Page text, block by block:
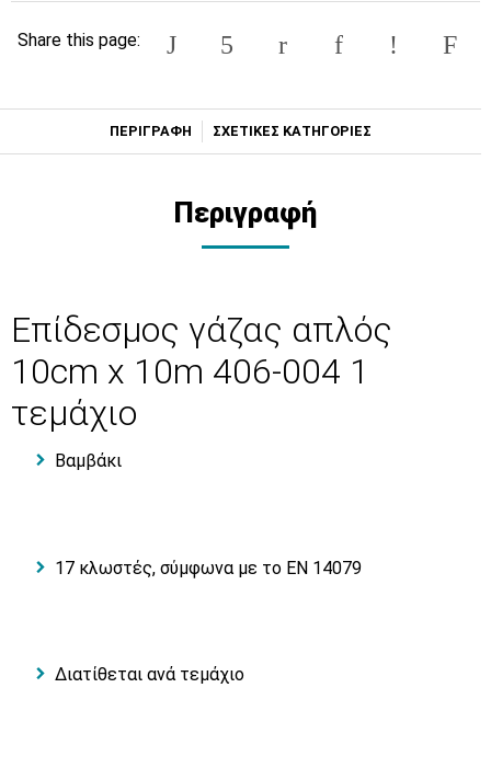
Share this page:
ΠΕΡΙΓΡΑΦΗ ΣΧΕΤΙΚΕΣ ΚΑΤΗΓΟΡΙΕΣ
Περιγραφή
Επίδεσμος γάζας απλός
10cm x 10m 406-004 1
τεμάχιο
Βαμβάκι
17 κλωστές, σύμφωνα με το EN 14079
Διατίθεται ανά τεμάχιο